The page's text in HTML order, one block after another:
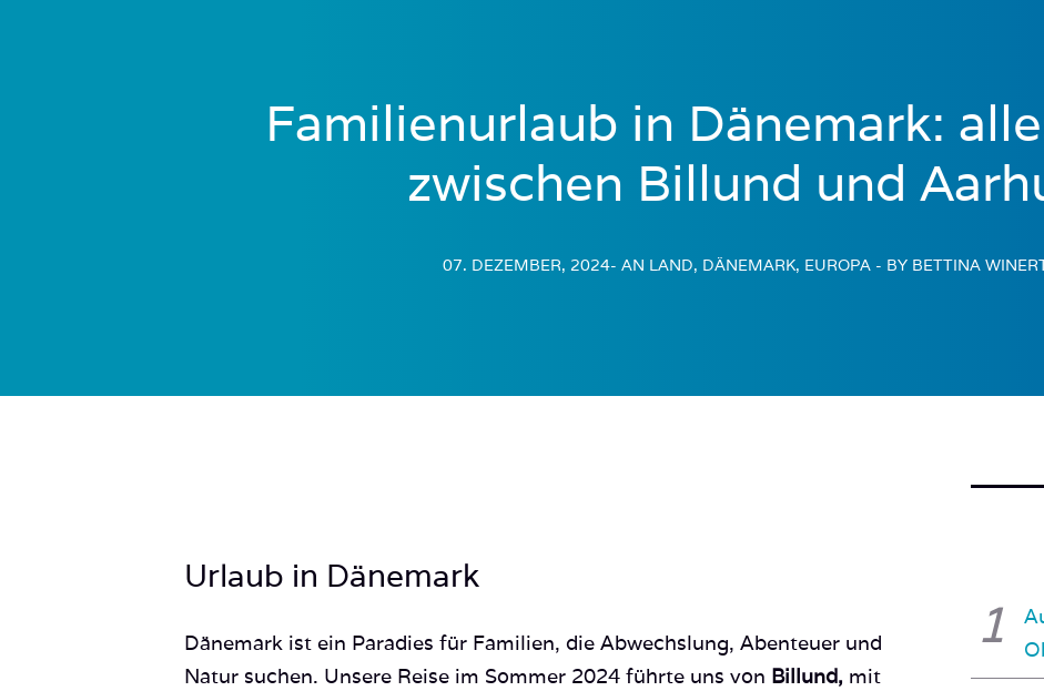
Familienurlaub in Dänemark:
zwischen Billund und
07. DEZEMBER, 2024- AN LAND, DÄNEMARK, EUROPA - BY BETTINA
Urlaub in Dänemark
Dänemark ist ein Paradies für Familien, die Abwechslung, Abenteuer und
Natur suchen. Unsere Reise im Sommer 2024 führte uns von Billund, mit